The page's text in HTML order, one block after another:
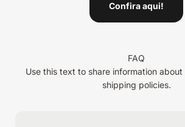
Confira aqui!
FAQ
Use this text to share information
shipping policies.